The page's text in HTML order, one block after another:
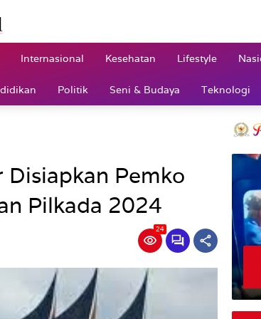
Internasional Kesehatan Lifestyle
Politik Seni & Budaya Teknologi
Pemko
Pilkada 2024
24